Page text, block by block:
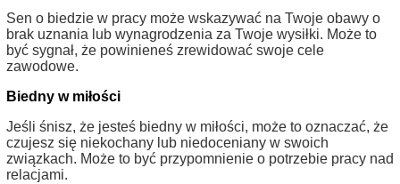
Sen o biedzie w pracy może wskazywać na Twoje obawy o
brak uznania lub wynagrodzenia za Twoje wysiłki. Może to
być sygnał, że powinieneś zrewidować swoje cele
zawodowe.
Biedny w miłości
Jeśli śnisz, że jesteś biedny w miłości, może to oznaczać, że
czujesz się niekochany lub niedoceniany w swoich
związkach. Może to być przypomnienie o potrzebie pracy nad
relacjami.